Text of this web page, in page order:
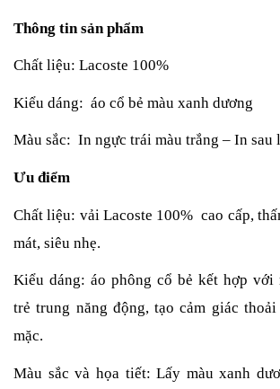
Thông tin sản phẩm
Chất liệu: Lacoste 100%
Kiểu dáng:  áo cổ bẻ màu xanh dương
Màu sắc:  In ngực trái màu trắng – In sau
Ưu điểm
Chất liệu: vải Lacoste 100%  cao cấp,
mát, siêu nhẹ.
Kiểu dáng: áo phông cổ bẻ kết hợp với
trẻ trung năng động, tạo cảm giác
mặc.
Màu sắc và họa tiết: Lấy màu xanh